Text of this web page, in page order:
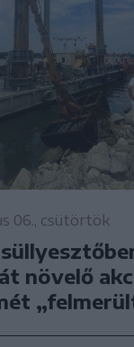
06., csütörtök
növelő